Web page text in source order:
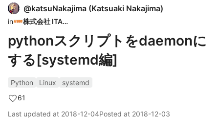
@katsuNakajima (Katsuaki Nakajima)
in 株式会社 ITAGE
pythonスクリプトをdaemonに
する[systemd編]
Python Linux
systemd
61
Last updated at 2018-12-04Posted at 2018-12-03